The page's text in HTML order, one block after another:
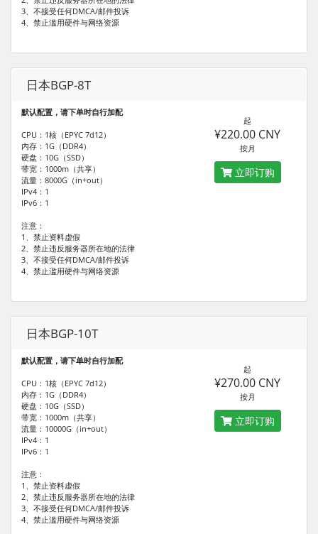
3、不接受任何DMCA/邮件投诉
4、禁止滥用硬件与网络资源
日本BGP-8T
默认配置，请下单时自行加配
CPU：1核（EPYC 7d12）
内存：1G（DDR4）
硬盘：10G（SSD）
带宽：1000m（共享）
流量：8000G（in+out）
IPv4：1
IPv6：1
注意：
1、禁止资料虚假
2、禁止违反服务器所在地的法律
3、不接受任何DMCA/邮件投诉
4、禁止滥用硬件与网络资源
起
¥220.00 CNY
按月
立即订购
日本BGP-10T
默认配置，请下单时自行加配
CPU：1核（EPYC 7d12）
内存：1G（DDR4）
硬盘：10G（SSD）
带宽：1000m（共享）
流量：10000G（in+out）
IPv4：1
IPv6：1
注意：
1、禁止资料虚假
2、禁止违反服务器所在地的法律
3、不接受任何DMCA/邮件投诉
4、禁止滥用硬件与网络资源
起
¥270.00 CNY
按月
立即订购